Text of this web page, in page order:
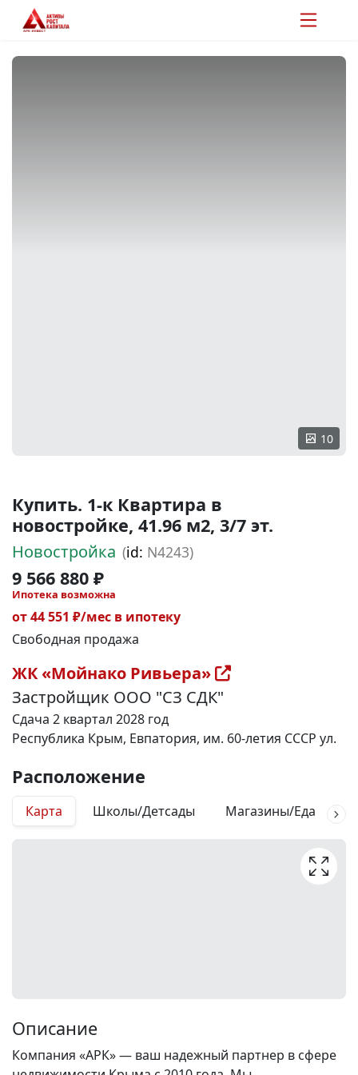
10
Купить. 1-к Квартира в
новостройке, 41.96 м2, 3/7 эт.
Новостройка (id: N4243)
9 566 880 ₽
Ипотека возможна
от 44 551 ₽/мес в ипотеку
Свободная продажа
ЖК «Мойнако Ривьера»
Застройщик ООО "СЗ СДК"
Сдача 2 квартал 2028 год
Республика Крым, Евпатория, им. 60-летия СССР ул.
Расположение
Карта Школы/Детсады Магазины/Еда
Описание
Компания «АРК» — ваш надежный партнер в сфере